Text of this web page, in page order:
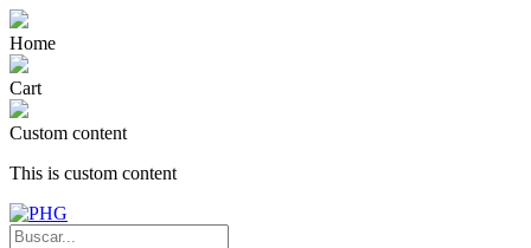
Home
Cart
Custom content
This is custom content